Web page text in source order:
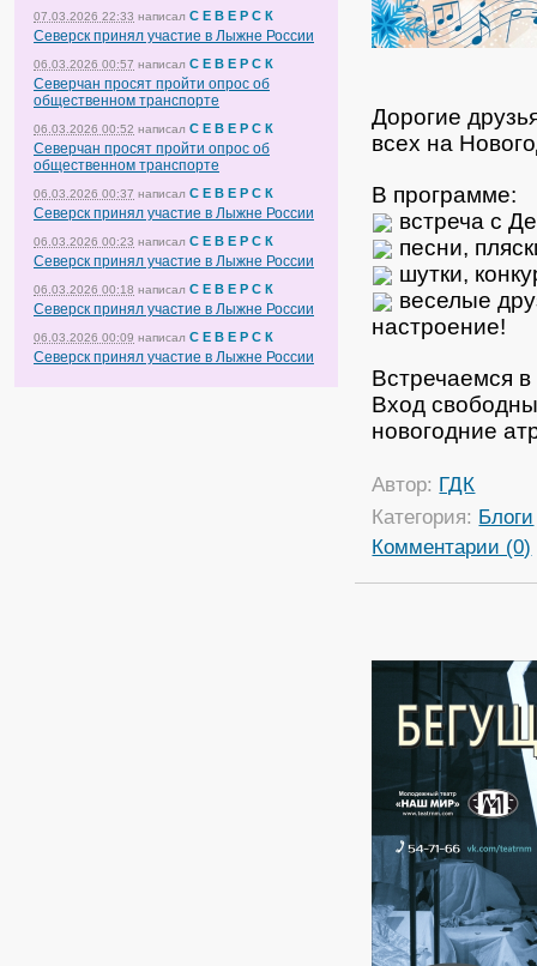
07.03.2026 22:33 написал С Е В Е Р С К
Северск принял участие в Лыжне России
06.03.2026 00:57 написал С Е В Е Р С К
Северчан просят пройти опрос об
общественном транспорте
06.03.2026 00:52 написал С Е В Е Р С К
Северчан просят пройти опрос об
общественном транспорте
06.03.2026 00:37 написал С Е В Е Р С К
Северск принял участие в Лыжне России
06.03.2026 00:23 написал С Е В Е Р С К
Северск принял участие в Лыжне России
06.03.2026 00:18 написал С Е В Е Р С К
Северск принял участие в Лыжне России
06.03.2026 00:09 написал С Е В Е Р С К
Северск принял участие в Лыжне России
Дорогие
всех на
В программе:
встреча с
песни,
шутки,
веселые
настроение!
Встречаемся в
Вход
новогодние
Автор: ГДК
Категория: Блоги
Комментарии (0)